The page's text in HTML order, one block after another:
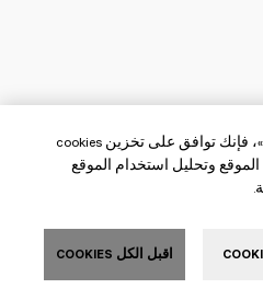
بالنقر فوق «قبول الكل Cookies»، فإنك توافق على تخزين cookies
وتحليل استخدام الموقع
اقبل الكل COOKIES